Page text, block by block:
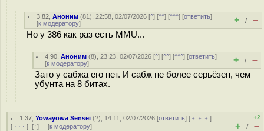
3.82 ,Аноним (81), 22:58, 02/07/2026 [^] [^^] [^^^] [ответить]
[к модератору] + / –
Но у 386 как раз есть MMU...
4.90 ,Аноним (8), 23:23, 02/07/2026 [^] [^^] [^^^] [ответить]
[к модератору] + / –
Зато у сабжа его нет. И сабж не более серьёзен, чем
убунта на 8 битах.
1.37 ,Yowayowa Sensei (?), 14:11, 02/07/2026 [ответить] [ ﹢﹢﹢]
[ · · · ] [↑] [к модератору]
+2
+ / –